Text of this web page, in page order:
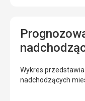
Wykres
nadchodzących